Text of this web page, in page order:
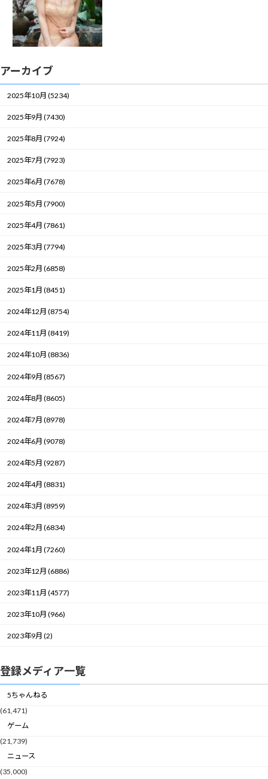
アーカイブ
2025年10月 (5234)
2025年9月 (7430)
2025年8月 (7924)
2025年7月 (7923)
2025年6月 (7678)
2025年5月 (7900)
2025年4月 (7861)
2025年3月 (7794)
2025年2月 (6858)
2025年1月 (8451)
2024年12月 (8754)
2024年11月 (8419)
2024年10月 (8836)
2024年9月 (8567)
2024年8月 (8605)
2024年7月 (8978)
2024年6月 (9078)
2024年5月 (9287)
2024年4月 (8831)
2024年3月 (8959)
2024年2月 (6834)
2024年1月 (7260)
2023年12月 (6886)
2023年11月 (4577)
2023年10月 (966)
2023年9月 (2)
登録メディア一覧
5ちゃんねる
(61,471)
ゲーム
(21,739)
ニュース
(35,000)